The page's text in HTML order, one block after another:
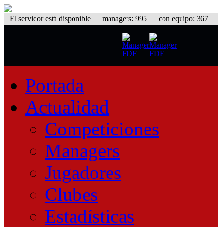
El servidor está disponible managers: 995 con equipo: 367
Portada
Actualidad
Competiciones
Managers
Jugadores
Clubes
Estadísticas